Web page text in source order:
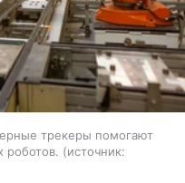
трекеры помогают
роботов.
источник: